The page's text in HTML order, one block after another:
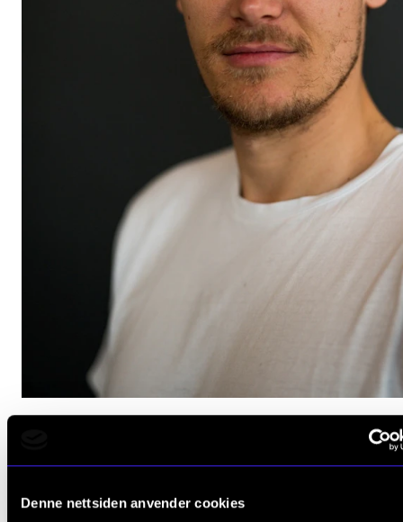
Denne nettsiden anvender cookies